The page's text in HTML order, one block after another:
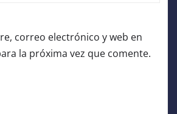
correo electrónico y web en
la próxima vez que comente.